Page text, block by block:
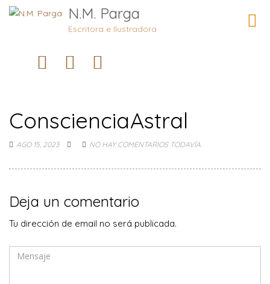
N.M. Parga
Escritora e Ilustradora
ConscienciaAstral
AGO 15, 2023 NO HAY COMENTARIOS TODAVÍA.
Deja un comentario
Tu dirección de email no será publicada.